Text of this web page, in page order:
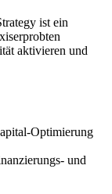
ist ein
aktivieren und
Optimierung
und